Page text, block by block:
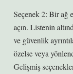
Seçenek 2: Bir ağ
açın. Listenin
ve güvenlik
özelse veya
Gelişmiş